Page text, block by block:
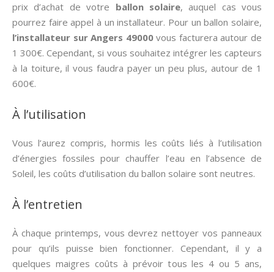
prix d’achat de votre ballon solaire, auquel cas vous
pourrez faire appel à un installateur. Pour un ballon solaire,
l’installateur sur Angers 49000vous facturera autour de
1 300€. Cependant, si vous souhaitez intégrer les capteurs
à la toiture, il vous faudra payer un peu plus, autour de 1
600€.
À l’utilisation
Vous l’aurez compris, hormis les coûts liés à l’utilisation
d’énergies fossiles pour chauffer l’eau en l’absence de
Soleil, les coûts d’utilisation du ballon solaire sont neutres.
À l’entretien
À chaque printemps, vous devrez nettoyer vos panneaux
pour qu’ils puisse bien fonctionner. Cependant, il y a
quelques maigres coûts à prévoir tous les 4 ou 5 ans,